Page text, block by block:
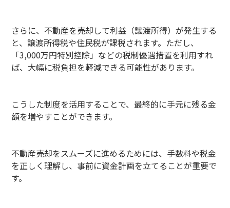
さらに、不動産を売却して利益（譲渡所得）が発生する
と、譲渡所得税や住民税が課税されます。ただし、
「3,000万円特別控除」などの税制優遇措置を利用すれ
ば、大幅に税負担を軽減できる可能性があります。
こうした制度を活用することで、最終的に手元に残る金
額を増やすことができます。
不動産売却をスムーズに進めるためには、手数料や税金
を正しく理解し、事前に資金計画を立てることが重要で
す。